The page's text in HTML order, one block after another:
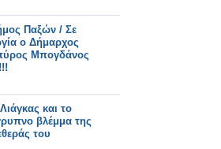
Παξών / Σε
ο Δήμαρχος
Μπογδάνος
και το
βλέμμα της
του